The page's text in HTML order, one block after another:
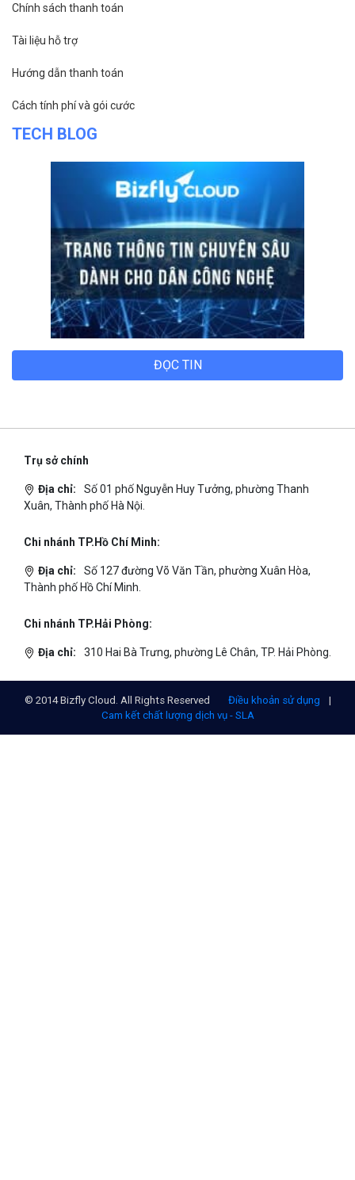
Chính sách thanh toán
Tài liệu hỗ trợ
Hướng dẫn thanh toán
Cách tính phí và gói cước
TECH BLOG
ĐỌC TIN
Trụ sở chính
Địa chỉ:
Số 01 phố Nguyễn Huy Tưởng, phường Thanh
Xuân, Thành phố Hà Nội.
Chi nhánh TP.Hồ Chí Minh:
Địa chỉ:
Số 127 đường Võ Văn Tần, phường Xuân Hòa,
Thành phố Hồ Chí Minh.
Chi nhánh TP.Hải Phòng:
Địa chỉ: 310 Hai Bà Trưng, phường Lê Chân, TP. Hải Phòng.
© 2014 Bizfly Cloud. All Rights Reserved Điều khoản sử dụng
|
Cam kết chất lượng dịch vụ - SLA